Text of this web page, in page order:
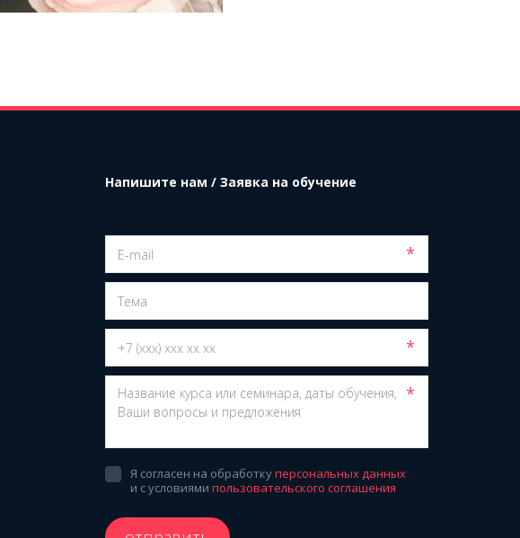
Напишите нам / Заявка на обучение
*
*
*
Я согласен на обработкуперсональных данных
и с условиями пользовательского соглашения